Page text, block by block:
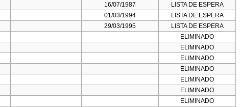
16/07/1987
LISTA DE ESPERA
01/03/1994
LISTA DE ESPERA
29/03/1995
LISTA DE ESPERA
ELIMINADO
ELIMINADO
ELIMINADO
ELIMINADO
ELIMINADO
ELIMINADO
ELIMINADO